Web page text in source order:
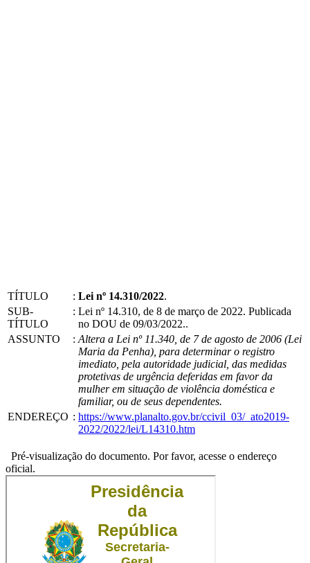
TÍTULO : Lei nº 14.310/2022.
SUB-
TÍTULO
: Lei nº 14.310, de 8 de março de 2022. Publicada
no DOU de 09/03/2022..
ASSUNTO
: Altera a Lei nº 11.340, de 7 de agosto de 2006 (Lei
Maria da Penha), para determinar o registro
imediato, pela autoridade judicial, das medidas
protetivas de urgência deferidas em favor da
mulher em situação de violência doméstica e
familiar, ou de seus dependentes.
ENDEREÇO : https://www.planalto.gov.br/ccivil_03/_ato2019-
2022/2022/lei/L14310.htm
Pré-visualização do documento. Por favor, acesse o endereço
oficial.